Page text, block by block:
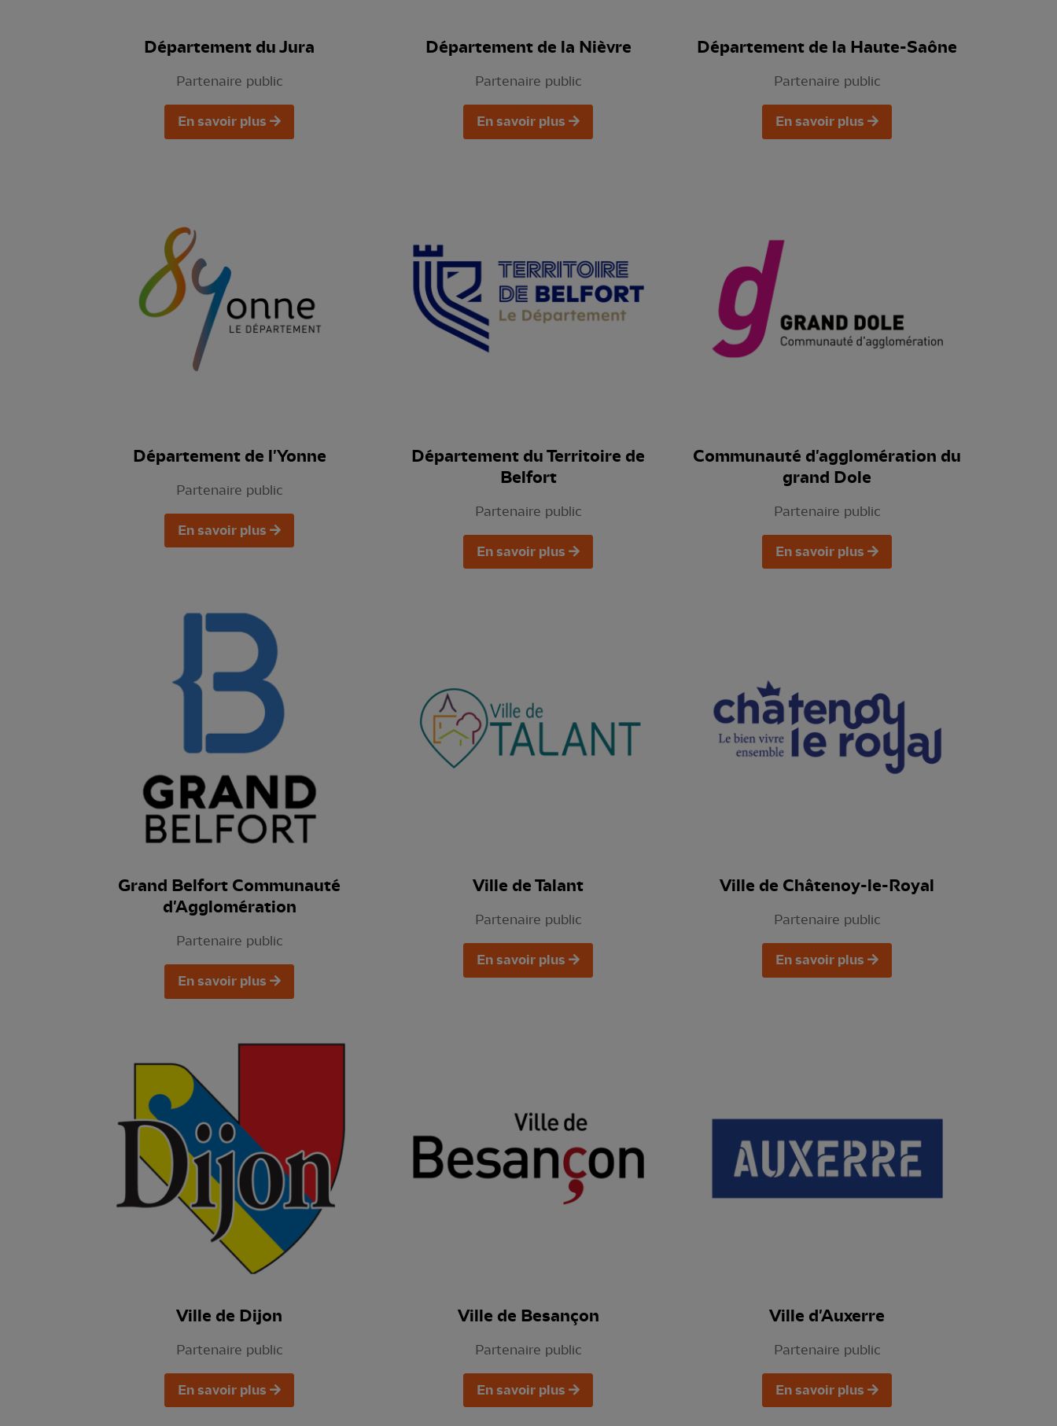
Département du Jura
Partenaire public
En savoir plus
Département de la Nièvre
Partenaire public
En savoir plus
Département de la Haute-Saône
Partenaire public
En savoir plus
Département de l'Yonne
Partenaire public
En savoir plus
Département du Territoire de
Belfort
Partenaire public
En savoir plus
Communauté d'agglomération du
grand Dole
Partenaire public
En savoir plus
Grand Belfort Communauté
d'Agglomération
Partenaire public
En savoir plus
Ville de Talant
Partenaire public
En savoir plus
Ville de Châtenoy-le-Royal
Partenaire public
En savoir plus
Ville de Dijon
Partenaire public
En savoir plus
Ville de Besançon
Partenaire public
En savoir plus
Ville d'Auxerre
Partenaire public
En savoir plus